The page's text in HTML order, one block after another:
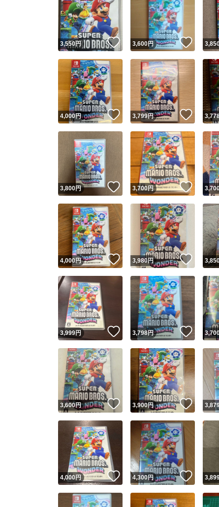
Yahoo!
安心取
安心
取引実績
取
他
スピー
※このバ
ス
スピ
3,550円 いいね！
3,600円 いいね
4,000円 いいね！
3,799円 いいね
3,800円 いいね！
3,700円 いいね
4,000円 いいね！
3,980円 いいね
3,999円 いいね！
3,798円 いいね
3,600円 いいね！
3,900円 いいね
4,000 円 いいね！
4,300円 いいね